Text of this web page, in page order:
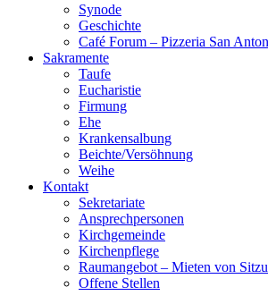
Synode
Geschichte
Café Forum – Pizzeria San
Sakramente
Taufe
Eucharistie
Firmung
Ehe
Krankensalbung
Beichte/Versöhnung
Weihe
Kontakt
Sekretariate
Ansprechpersonen
Kirchgemeinde
Kirchenpflege
Raumangebot – Mieten von
Offene Stellen